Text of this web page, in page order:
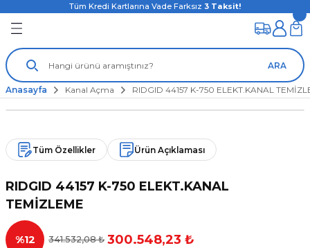
Tüm Kredi Kartlarına Vade Farksız 3 Taksit!
ARA
Anasayfa Kanal Açma RIDGID 44157 K-750 ELEKT.KANAL
Tüm Özellikler Ürün Açıklaması
RIDGID 44157 K-750 ELEKT.KANAL
TEMİZLEME
%12 341.532,08 ₺ 300.548,23 ₺